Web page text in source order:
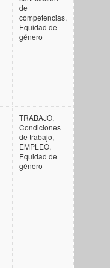
de
competencias,
Equidad de
género
TRABAJO,
Condiciones
de trabajo,
EMPLEO,
Equidad de
género